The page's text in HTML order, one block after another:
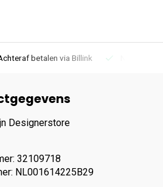
betalen via Billink
Designerstore
32109718
NL001614225B29